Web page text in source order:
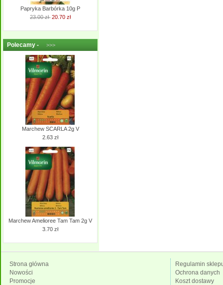
Papryka Barbórka 10g P
23.00 zł 20.70 zł
Polecamy - >>>
Marchew SCARLA 2g V
2.63 zł
Marchew Amelioree Tam Tam 2g V
3.70 zł
Strona główna
Nowości
Promocje
Regulamin
Ochrona danych
Koszt dostawy